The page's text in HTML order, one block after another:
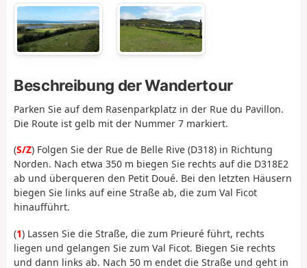
Beschreibung der Wandertour
Parken Sie auf dem Rasenparkplatz in der Rue du Pavillon.
Die Route ist gelb mit der Nummer 7 markiert.
(S/Z) Folgen Sie der Rue de Belle Rive (D318) in Richtung
Norden. Nach etwa 350 m biegen Sie rechts auf die D318E2
ab und überqueren den Petit Doué. Bei den letzten Häusern
biegen Sie links auf eine Straße ab, die zum Val Ficot
hinaufführt.
(1) Lassen Sie die Straße, die zum Prieuré führt, rechts
liegen und gelangen Sie zum Val Ficot. Biegen Sie rechts
und dann links ab. Nach 50 m endet die Straße und geht in